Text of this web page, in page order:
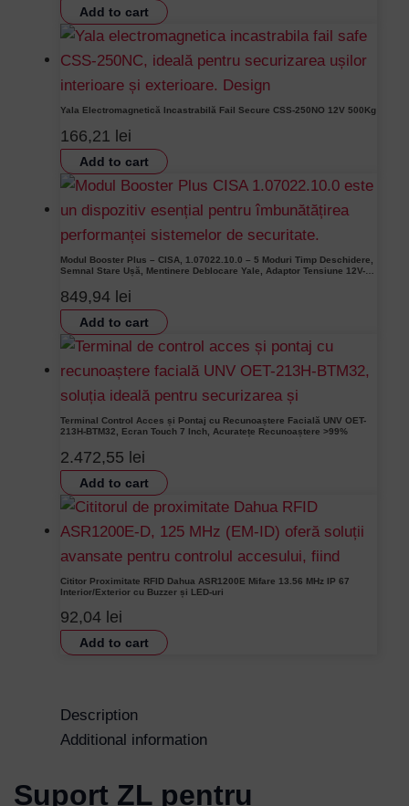
Add to cart
Yala Electromagnetică Incastrabilă Fail Secure CSS-250NO 12V 500Kg
166,21 lei
Add to cart
Modul Booster Plus – CISA, 1.07022.10.0 – 5 Moduri Timp Deschidere,
Semnal Stare Ușă, Mentinere Deblocare Yale, Adaptor Tensiune 12V-
849,94 lei
Add to cart
Terminal Control Acces și Pontaj cu Recunoaștere Facială UNV OET-
213H-BTM32, Ecran Touch 7 Inch, Acuratețe Recunoaștere >99%
2.472,55 lei
Add to cart
Cititor Proximitate RFID Dahua ASR1200E Mifare 13.56 MHz IP 67
Interior/Exterior cu Buzzer și LED-uri
92,04 lei
Add to cart
Description
Additional information
Suport ZL pentru